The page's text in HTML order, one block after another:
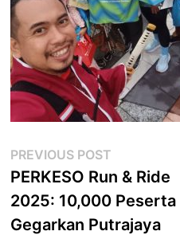
Post
navigation
PREVIOUS POST
post:
PERKESO Run & Ride
2025: 10,000 Peserta
Gegarkan Putrajaya